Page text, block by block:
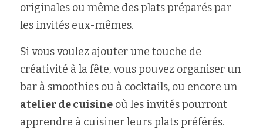
originales ou même des plats préparés par
les invités eux-mêmes.
Si vous voulez ajouter une touche de
créativité à la fête, vous pouvez organiser un
atelier de cuisine où les invités pourront
apprendre à cuisiner leurs plats préférés.